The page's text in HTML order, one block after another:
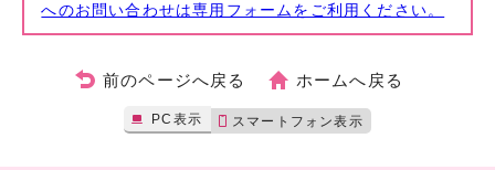
へのお問い合わせは専用フォームをご利用ください。
前のページへ戻る ホームへ戻る
PC表示 スマートフォン表示